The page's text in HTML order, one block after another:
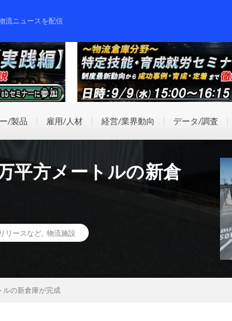
流ニュースを配信
/製品 雇用/人材 経営/業界動向 データ/調査
平方メートルの新倉
リースなど 物流施設
ルの新倉庫が完成